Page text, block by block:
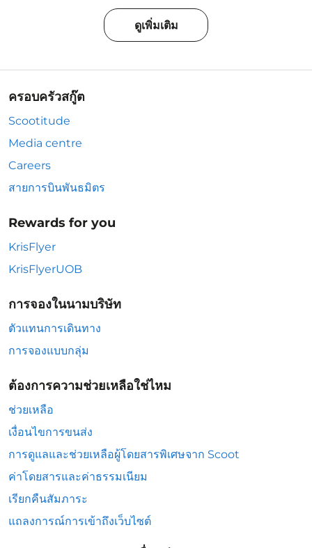
ดูเพิ่มเติม
ครอบครัวสกู๊ต
Scootitude
Media centre
Careers
สายการบินพันธมิตร
Rewards for you
KrisFlyer
KrisFlyerUOB
การจองในนามบริษัท
ตัวแทนการเดินทาง
การจองแบบกลุ่ม
ต้องการความช่วยเหลือใช่ไหม
ช่วยเหลือ
เงื่อนไขการขนส่ง
การดูแลและช่วยเหลือผู้โดยสารพิเศษจาก Scoot
ค่าโดยสารและค่าธรรมเนียม
เรียกคืนสัมภาระ
แถลงการณ์การเข้าถึงเว็บไซต์